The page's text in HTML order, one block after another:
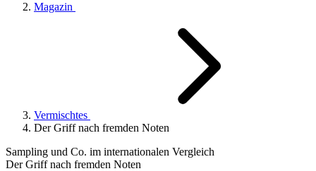
Magazin
Vermischtes
Der Griff nach fremden Noten
Sampling und Co. im internationalen Vergleich
Der Griff nach fremden Noten